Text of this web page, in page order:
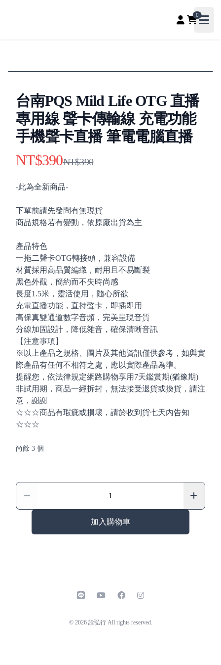
PQS自媒體器材專賣店、收音補光、直播聲卡配件專賣，影
0
台南PQS Mild Life OTG 直播
專用線 聲卡傳輸線 充電功能
手機聲卡直播 筆電電腦直播
Product information
NT$390NT$390
Description
-此為全新商品-
下單前請先發問有無現貨
商品規格若有變動，依原廠出貨為主
產品特色
一拖二聲卡OTG轉接頭，兼容設備
材質採用高品質編織，耐用且不易斷裂
黑色外觀，簡約而不失時尚感
長度1.5米，靈活使用，隨心所欲
充電直播功能，直持聲卡，即插即用
高保真雙通道數字音頻，完美呈現音質
分線加固設計，降低雜音，確保清晰音訊
【注意事項】
※以上產品之規格、圖片及其他資訊僅供參考，如與實
際產品有任何不相符之處，應以實際產品為準。
提醒您，依法律規定網路購物享用7天鑑賞期(猶豫期)
非試用期，商品一經拆封，無法接受退貨或換貨，請注
意，謝謝
☆☆☆商品有瑕疵或損壞，請於收到貨七天內告知
☆☆☆
尚餘 3 個
加入購物車
line youtubefacebookinstagram
© 2026 詮弘行 All rights reserved.